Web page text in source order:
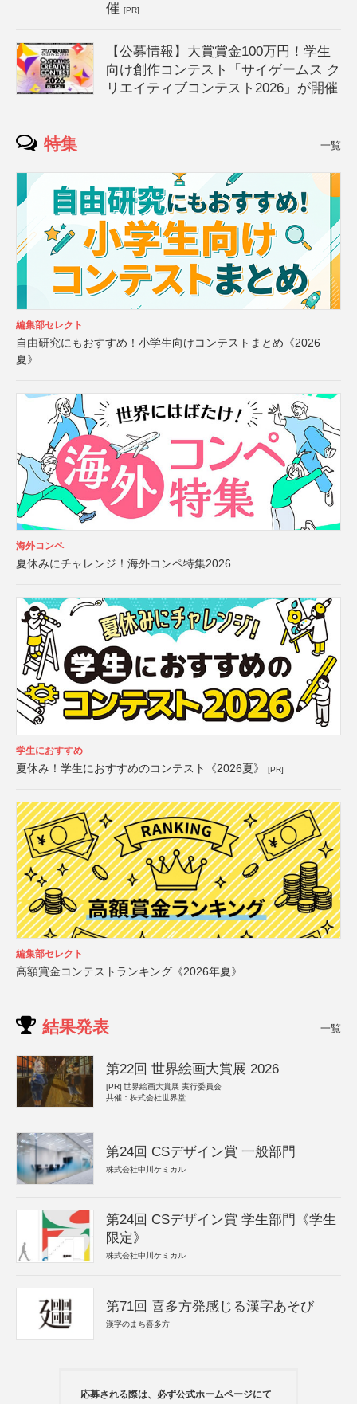
催[PR]
【公募情報】大賞賞金100万円！学生
向け創作コンテスト「サイゲームス ク
リエイティブコンテスト2026」が開催
特集 一覧
編集部セレクト
自由研究にもおすすめ！小学生向けコンテストまとめ《2026
夏》
海外コンペ
夏休みにチャレンジ！海外コンペ特集2026
学生におすすめ
夏休み！学生におすすめのコンテスト《2026夏》 [PR]
編集部セレクト
高額賞金コンテストランキング《2026年夏》
結果発表 一覧
第22回 世界絵画大賞展 2026
[PR] 世界絵画大賞展 実行委員会
共催：株式会社世界堂
第24回 CSデザイン賞 一般部門
株式会社中川ケミカル
第24回 CSデザイン賞 学生部門《学生
限定》
株式会社中川ケミカル
第71回 喜多方発感じる漢字あそび
漢字のまち喜多方
応募される際は、必ず公式ホームページにて